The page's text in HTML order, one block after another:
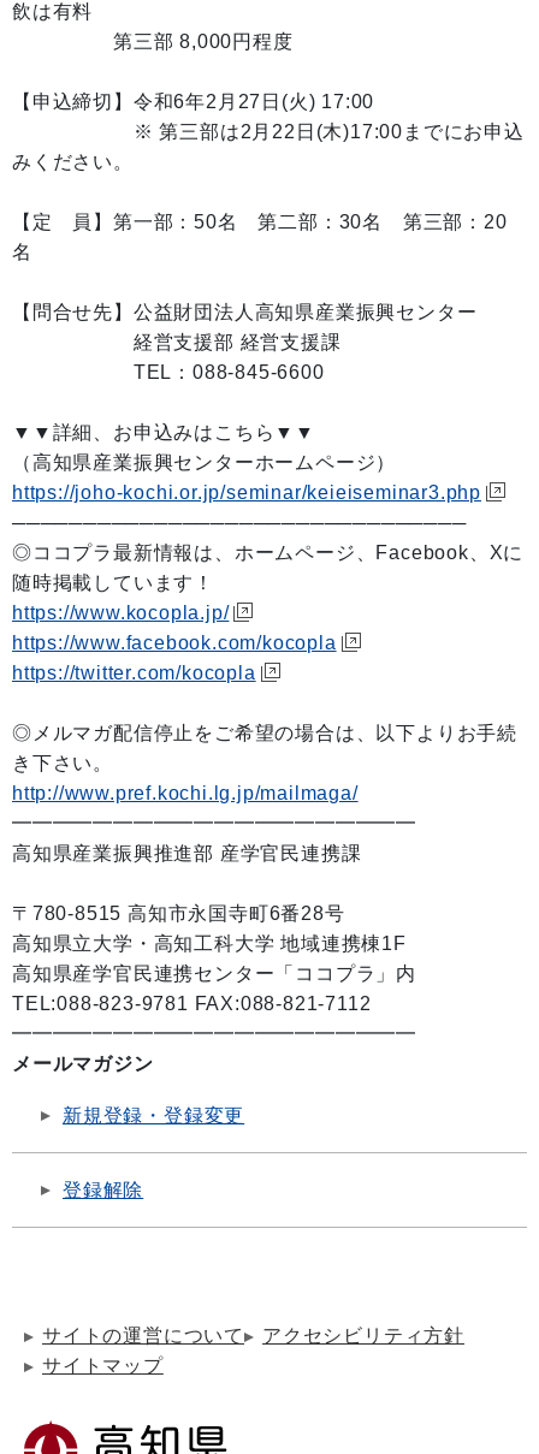
飲は有料
第三部 8,000円程度
【申込締切】令和6年2月27日(火) 17:00
※ 第三部は2月22日(木)17:00までにお申込
みください。
【定 員】第一部：50名 第二部：30名 第三部：20
名
【問合せ先】公益財団法人高知県産業振興センター
経営支援部 経営支援課
TEL：088‐845‐6600
▼▼詳細、お申込みはこちら▼▼
（高知県産業振興センターホームページ）
https://joho-kochi.or.jp/seminar/keieiseminar3.php
────────────────────────────────
◎ココプラ最新情報は、ホームページ、Facebook、Xに
随時掲載しています！
https://www.kocopla.jp/
https://www.facebook.com/kocopla
https://twitter.com/kocopla
◎メルマガ配信停止をご希望の場合は、以下よりお手続
き下さい。
http://www.pref.kochi.lg.jp/mailmaga/
━━━━━━━━━━━━━━━━━━━━
高知県産業振興推進部 産学官民連携課
〒780-8515 高知市永国寺町6番28号
高知県立大学・高知工科大学 地域連携棟1F
高知県産学官民連携センター「ココプラ」内
TEL:088-823-9781 FAX:088-821-7112
━━━━━━━━━━━━━━━━━━━━
メールマガジン
新規登録・登録変更
登録解除
サイトの運営について
アクセシビリティ方針
サイトマップ